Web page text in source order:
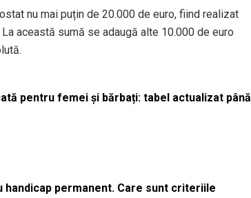
nu mai puțin de 20.000 de euro, fiind realizat
această sumă se adaugă alte 10.000 de euro
pentru femei și bărbați: tabel actualizat până
permanent. Care sunt criteriile